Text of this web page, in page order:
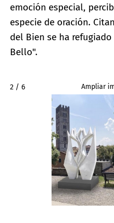
emoción especial,
especie de oración.
del Bien se ha
Bello".
2 / 6 Ampliar